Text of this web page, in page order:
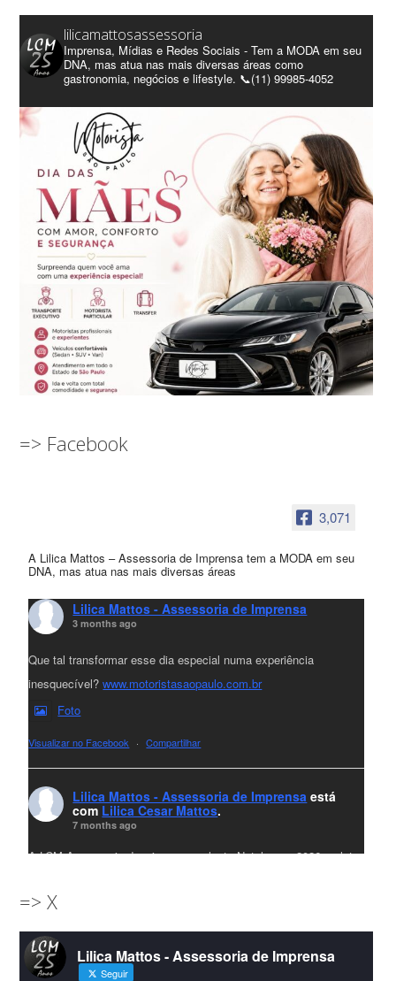
lilicamattosassessoria
Imprensa, Mídias e Redes Sociais - Tem a MODA em seu
DNA, mas atua nas mais diversas áreas como
gastronomia, negócios e lifestyle. 📞(11) 99985-4052
=> Facebook
3,071
A Lilica Mattos – Assessoria de Imprensa tem a MODA em seu
DNA, mas atua nas mais diversas áreas
Lilica Mattos - Assessoria de Imprensa
3 months ago
Que tal transformar esse dia especial numa experiência
inesquecível?www.motoristasaopaulo.com.br
Foto
Visualizar no Facebook · Compartilhar
Lilica Mattos - Assessoria de Imprensa está
com Lilica Cesar Mattos.
7 months ago
A LCM Assessoria deseja um excelente Natal e um 2026 repleto
amigos que sempre nos acompanham!🎄✨🥂❤️
#lcmassessoriassessoria#natal #merrychristmas #felizanonovo
#HappyNewYear
=> X
Lilica Mattos - Assessoria de Imprensa
Seguir